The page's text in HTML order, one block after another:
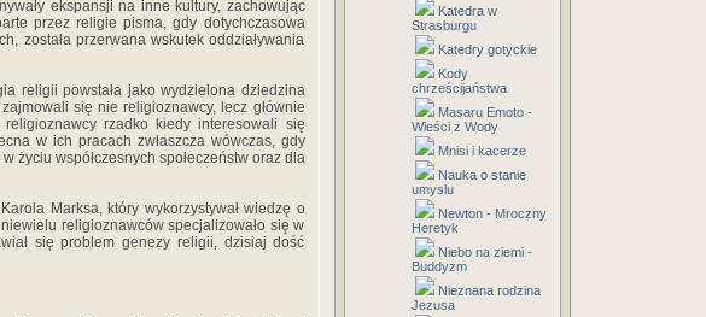
ekspansji na inne kultury, zachowując
przez religie pisma, gdy dotychczasowa
została przerwana wskutek oddziaływania
religii powstała jako wydzielona dziedzina
się nie religioznawcy, lecz głównie
rzadko kiedy interesowali się
w ich pracach zwłaszcza wówczas, gdy
współczesnych społeczeństw oraz dla
Marksa, który wykorzystywał wiedzę o
religioznawców specjalizowało się w
się problem genezy religii, dzisiaj dość
Katedra w
Strasburgu
Katedry gotyckie
Kody
chrześcijaństwa
Masaru Emoto -
Wieści z Wody
Mnisi i kacerze
Nauka o stanie
umyslu
Newton - Mroczny
Heretyk
Niebo na ziemi -
Buddyzm
Nieznana rodzina
Jezusa